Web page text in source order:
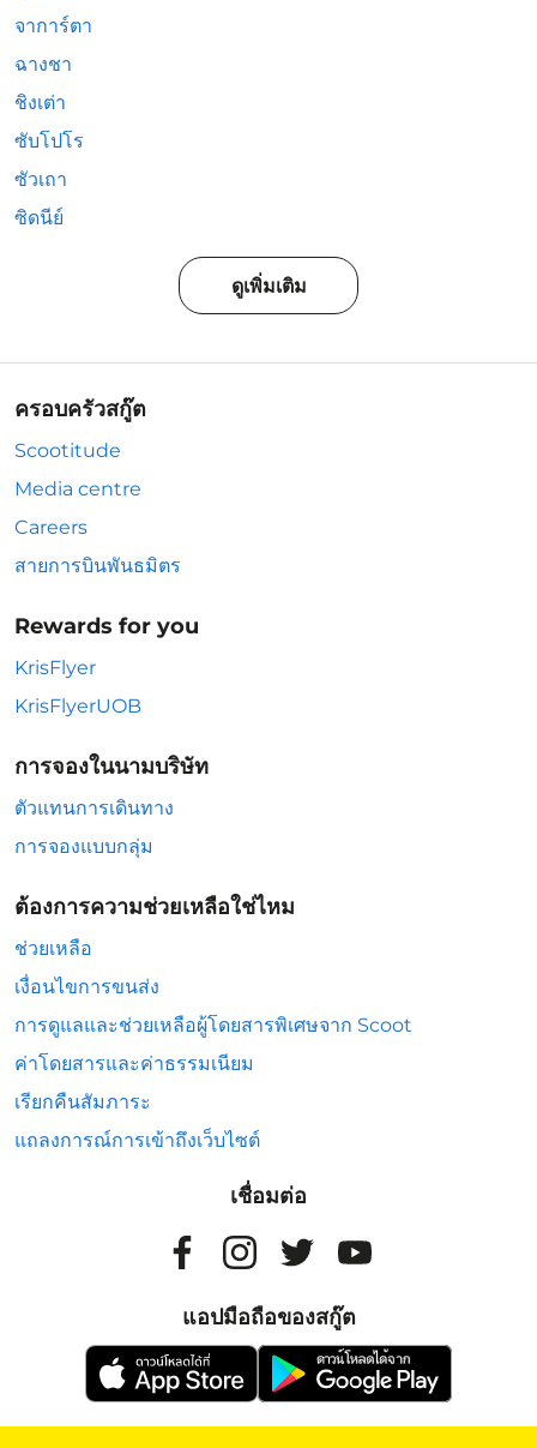
จาการ์ตา
ฉางชา
ชิงเต่า
ซับโปโร
ซัวเถา
ซิดนีย์
ดูเพิ่มเติม
ครอบครัวสกู๊ต
Scootitude
Media centre
Careers
สายการบินพันธมิตร
Rewards for you
KrisFlyer
KrisFlyerUOB
การจองในนามบริษัท
ตัวแทนการเดินทาง
การจองแบบกลุ่ม
ต้องการความช่วยเหลือใช่ไหม
ช่วยเหลือ
เงื่อนไขการขนส่ง
การดูแลและช่วยเหลือผู้โดยสารพิเศษจาก Scoot
ค่าโดยสารและค่าธรรมเนียม
เรียกคืนสัมภาระ
แถลงการณ์การเข้าถึงเว็บไซต์
เชื่อมต่อ
แอปมือถือของสกู๊ต